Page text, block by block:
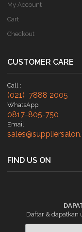
My Account
Cart
Checkout
CUSTOMER CARE
Call :
(021) 7888 2005
WhatsApp
0817-805-750
Email
FIND US ON
Daftar & dapatkan